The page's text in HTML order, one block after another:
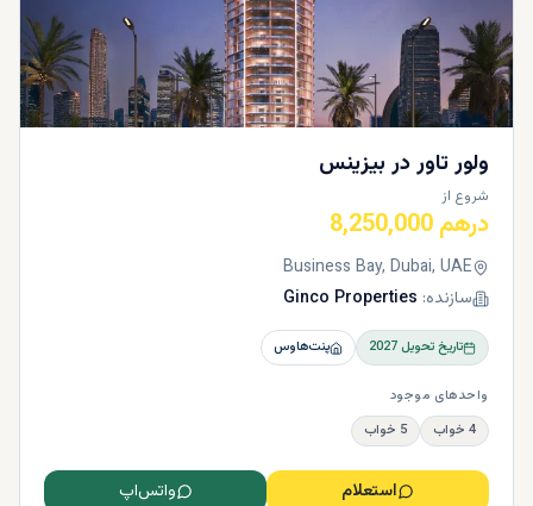
ولور تاور در بیزینس
شروع از
درهم 8,250,000
Business Bay, Dubai, UAE
سازنده: Ginco Properties
تاریخ تحویل2027 پنت‌هاوس
واحدهای موجود
4 خواب
5 خواب
استعلام واتس‌اپ